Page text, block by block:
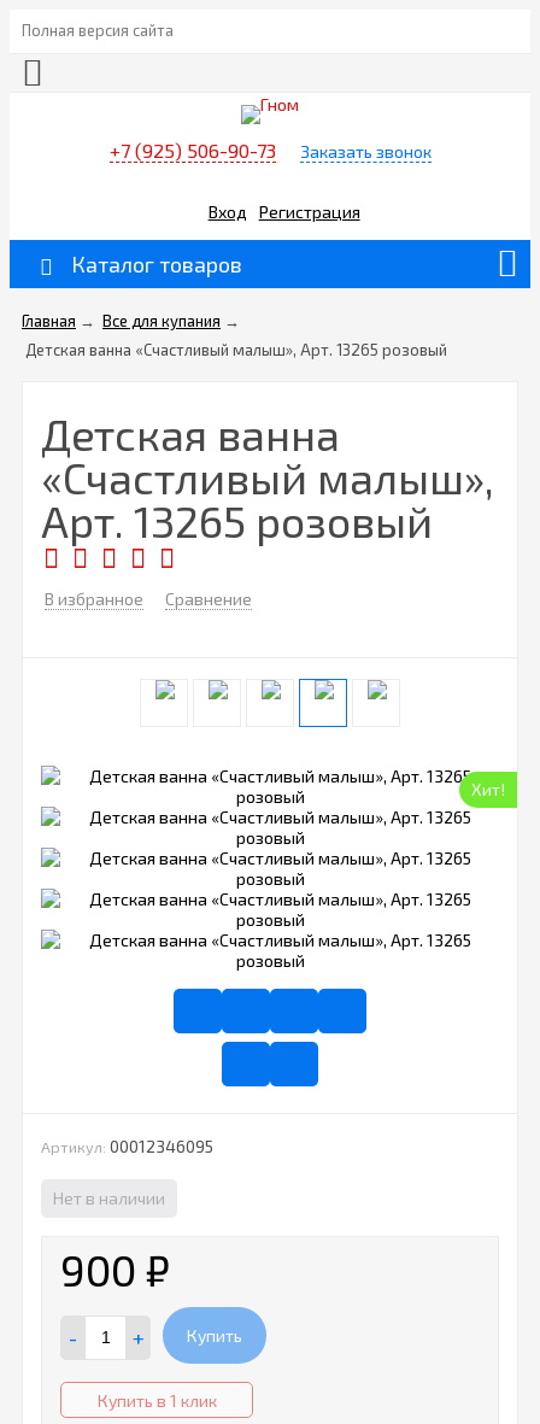
Полная версия сайта
+7 (925) 506-90-73 Заказать звонок
Вход Регистрация
Каталог товаров
Главная → Все для купания →
Детская ванна «Счастливый малыш», Арт. 13265 розовый
Детская ванна
«Счастливый малыш»,
Арт. 13265 розовый
В избранное Сравнение
Хит!
Артикул: 00012346095
Нет в наличии
900 ₽
- + Купить
Купить в 1 клик